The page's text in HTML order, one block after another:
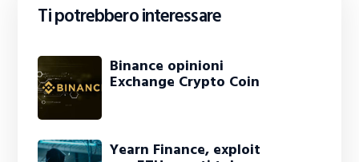
Ti potrebbero interessare
Binance opinioni
Exchange Crypto Coin
Yearn Finance, exploit